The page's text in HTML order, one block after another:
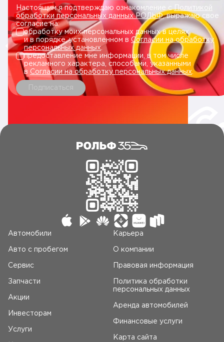
Настоящим я подтверждаю ознакомление сПолитикой
обработки персональных данных РОЛЬФ, выражаю свое
согласие на:
обработку моих персональных данных в целях
и в порядке, установленном в Согласии на обработку
персональных данных.
предоставление мне информации, в том числе
рекламного характера, способами, указанными
в Согласии на обработку персональных данных
Подписаться
Автомобили
Авто c пробегом
Сервис
Запчасти
Акции
Инвесторам
Услуги
Карьера
О компании
Правовая информация
Политика обработки
персональных данных
Аренда автомобилей
Финансовые услуги
Карта сайта